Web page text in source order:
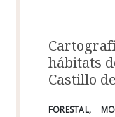
hábitats
Castillo
FORESTAL